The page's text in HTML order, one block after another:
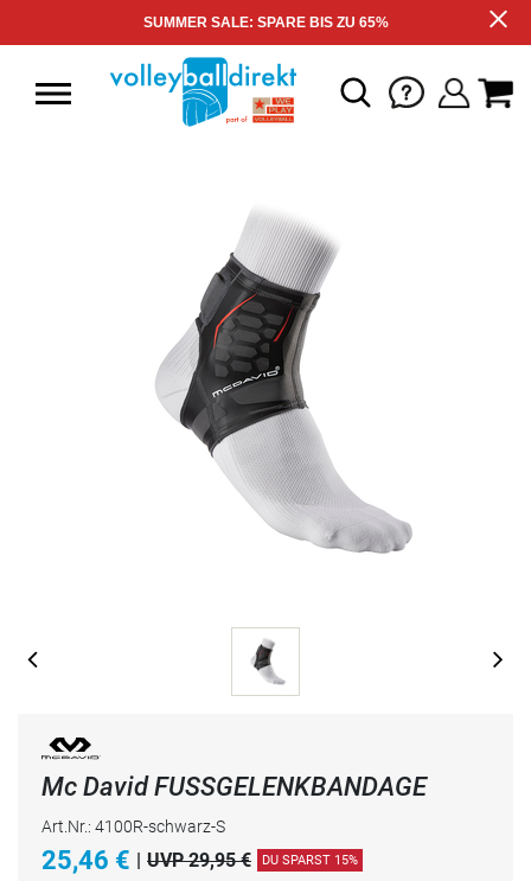
SUMMER SALE: SPARE BIS ZU 65%
Mc David FUSSGELENKBANDAGE
Art.Nr.: 4100R-schwarz-S
25,46 € | UVP 29,95 € DU SPARST 15%